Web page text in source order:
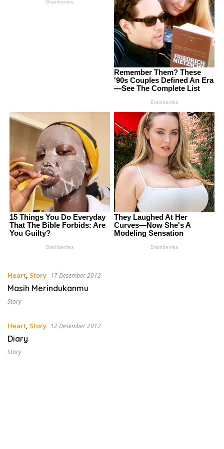
Heart, Story 17 Desember 2012
Masih Merindukanmu
Story
Heart, Story 12 Desember 2012
Diary
Story